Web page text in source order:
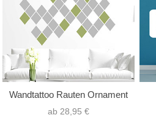
Wandtattoo Rauten Ornament
ab 28,95 €